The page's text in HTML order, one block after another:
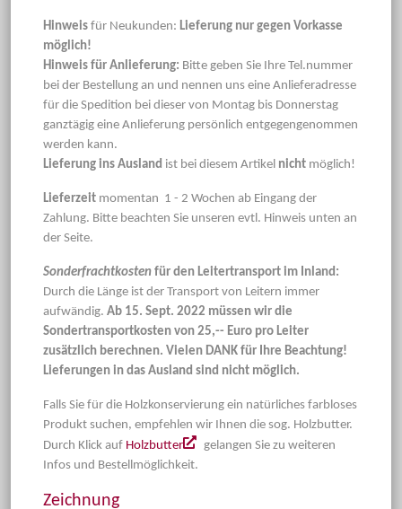
Hinweis für Neukunden: Lieferung nur gegen Vorkasse
möglich!
Hinweis für Anlieferung: Bitte geben Sie Ihre Tel.nummer
bei der Bestellung an und nennen uns eine Anlieferadresse
für die Spedition bei dieser von Montag bis Donnerstag
ganztägig eine Anlieferung persönlich entgegengenommen
werden kann.
Lieferung ins Ausland ist bei diesem Artikel nicht möglich!
Lieferzeit momentan 1 - 2 Wochen ab Eingang der
Zahlung. Bitte beachten Sie unseren evtl. Hinweis unten an
der Seite.
Sonderfrachtkosten für den Leitertransport im Inland:
Durch die Länge ist der Transport von Leitern immer
aufwändig. Ab 15. Sept. 2022 müssen wir die
Sondertransportkosten von 25,-- Euro pro Leiter
zusätzlich berechnen. Vielen DANK für Ihre Beachtung!
Lieferungen in das Ausland sind nicht möglich.
Falls Sie für die Holzkonservierung ein natürliches farbloses
Produkt suchen, empfehlen wir Ihnen die sog. Holzbutter.
Durch Klick auf Holzbutter
gelangen Sie zu weiteren
Infos und Bestellmöglichkeit.
Zeichnung